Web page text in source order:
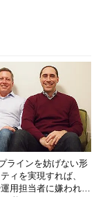
ラインを妨げない形
ィを実現すれば、
運用担当者に嫌われな